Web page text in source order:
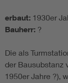
erbaut: 1930er
Bauherr: ?
Die als
der Bausubstanz
1950er Jahre ?),